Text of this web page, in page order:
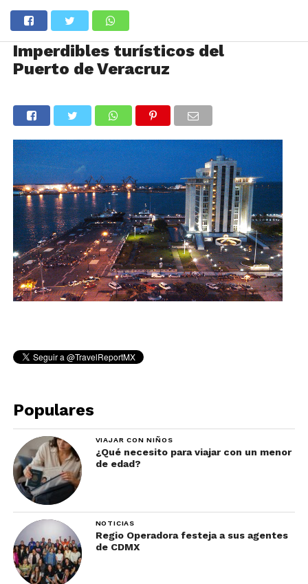
Imperdibles turísticos del
Puerto de Veracruz
Populares
VIAJAR CON NIÑOS
¿Qué necesito para viajar con un menor
de edad?
NOTICIAS
Regio Operadora festeja a sus agentes
de CDMX